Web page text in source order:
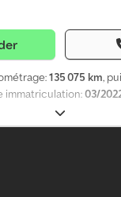
135 075 km,
immatriculation:03/
205/65R16
500 mm, carburant: